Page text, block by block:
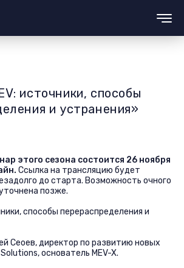
источники, способы
и устранения»
этого сезона состоится 26 ноября
Ссылка на трансляцию будет
до старта. Возможность очного
позже.
способы перераспределения и
Сеоев, директор по развитию новых
основатель MEV-X.